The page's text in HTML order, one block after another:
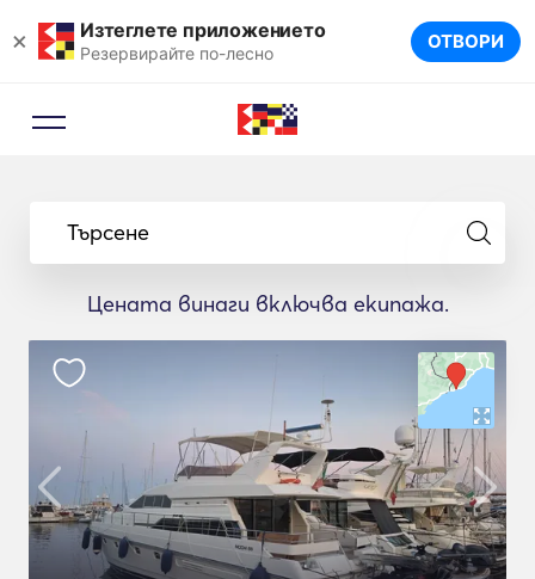
× Изтеглете приложението
Резервирайте по-лесно ОТВОРИ
Търсене
Цената винаги включва екипажа.